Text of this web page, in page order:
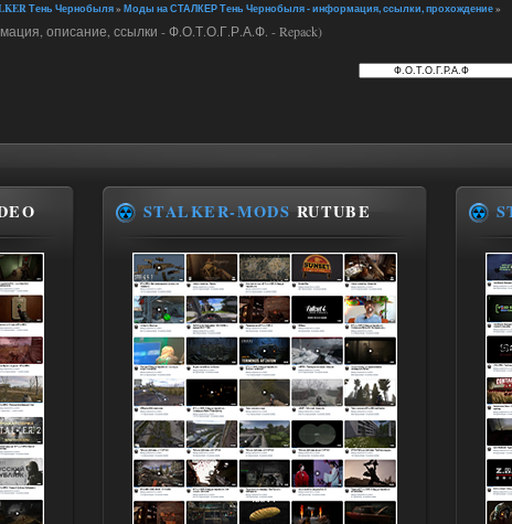
Тень Чернобыля» Моды на СТАЛКЕР Тень Чернобыля - информация, ссылки, прохождение»
описание, ссылки - Ф.О.Т.О.Г.Р.А.Ф. - Repack)
STALKER-MODS RUTUBE